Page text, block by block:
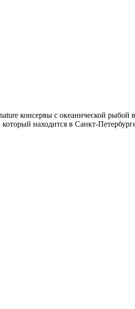
консервы с океанической рыбой
находится в Санкт-